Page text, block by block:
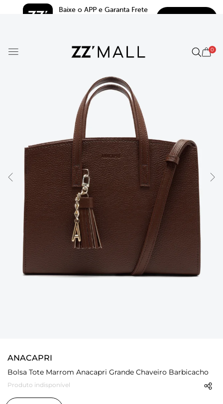
Baixe o APP e Garanta Frete
0
ANACAPRI
Bolsa Tote Marrom Anacapri Grande Chaveiro Barbicacho
Produto indisponível